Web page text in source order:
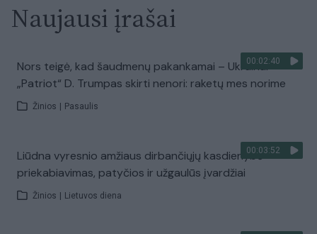
Naujausi įrašai
00:02:40
Nors teigė, kad šaudmenų pakankamai – Ukrainai
„Patriot“ D. Trumpas skirti nenori: raketų mes norime
Žinios Pasaulis
00:03:52
Liūdna vyresnio amžiaus dirbančiųjų kasdienybė –
priekabiavimas, patyčios ir užgaulūs įvardžiai
Žinios Lietuvos diena